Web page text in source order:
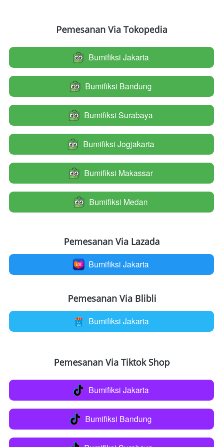
Pemesanan Via Tokopedia
` Bumifiksi Jakarta
` Bumifiksi Bandung
` Bumifiksi Surabaya
` Bumifiksi Jogjakarta
` Bumifiksi Makassar
` Bumifiksi Medan
Pemesanan Via Lazada
` Bumifiksi Jakarta
Pemesanan Via Blibli
` Bumifiksi Jakarta
Pemesanan Via Tiktok Shop
` Bumifiksi Jakarta
` Bumifiksi Bandung